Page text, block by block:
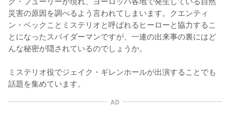
災害の原因を調べるよう言われてしまいます。クエンティ
ン・ベックことミステリオと呼ばれるヒーローと協力するこ
とになったスパイダーマンですが、一連の出来事の裏にはど
んな秘密が隠されているのでしょうか。
ミステリオ役でジェイク・ギレンホールが出演することでも
話題を集めています。
AD